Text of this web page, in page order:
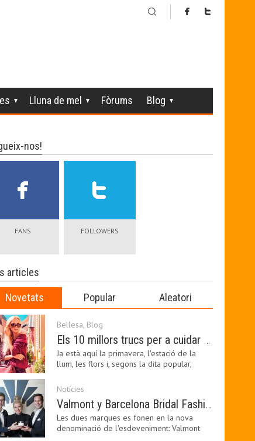
Lluna de mel Fòrums Blog
nos!
FANS FOLLOWERS
articles
Novetats Popular Aleatori
Bellesa, Blog
Els 10 millors trucs per a cuidar de la pell a la primavera
Ja està aquí la primavera, l'estació de la
llum, les flors i, segons la dita popular,
Notícies
Valmont y Barcelona Bridal Fashion Week s’uneixen per donar impuls a la creativitat, la innovació i el disseny de la moda nupcial
Les dues marques es fonen en la nova
denominació de l'esdeveniment: Valmont